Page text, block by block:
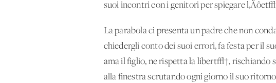
suoi incontri con i genitori per spiegare
La parabola ci presenta un padre che non
chiedergli conto dei suoi errori, fa festa per il
ama il figlio, ne rispetta la libert√†, rischiando
alla finestra scrutando ogni giorno il suo